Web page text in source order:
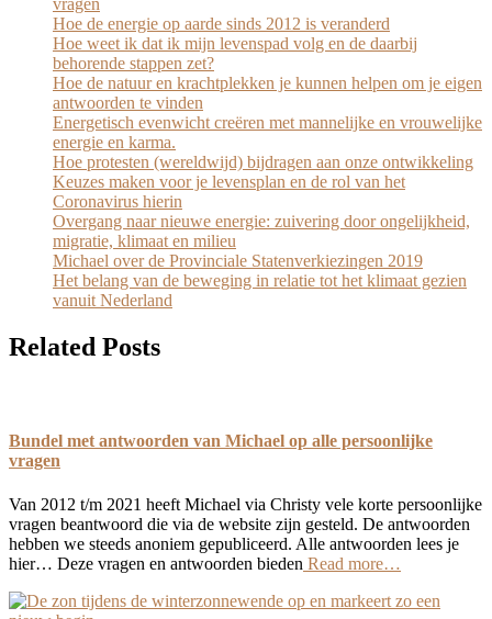
vragen
Hoe de energie op aarde sinds 2012 is veranderd
Hoe weet ik dat ik mijn levenspad volg en de daarbij
behorende stappen zet?
Hoe de natuur en krachtplekken je kunnen helpen om je eigen
antwoorden te vinden
Energetisch evenwicht creëren met mannelijke en vrouwelijke
energie en karma.
Hoe protesten (wereldwijd) bijdragen aan onze ontwikkeling
Keuzes maken voor je levensplan en de rol van het
Coronavirus hierin
Overgang naar nieuwe energie: zuivering door ongelijkheid,
migratie, klimaat en milieu
Michael over de Provinciale Statenverkiezingen 2019
Het belang van de beweging in relatie tot het klimaat gezien
vanuit Nederland
Related Posts
Bundel met antwoorden van Michael op alle persoonlijke
vragen
Van 2012 t/m 2021 heeft Michael via Christy vele korte persoonlijke
vragen beantwoord die via de website zijn gesteld. De antwoorden
hebben we steeds anoniem gepubliceerd. Alle antwoorden lees je
hier… Deze vragen en antwoorden bieden Read more…